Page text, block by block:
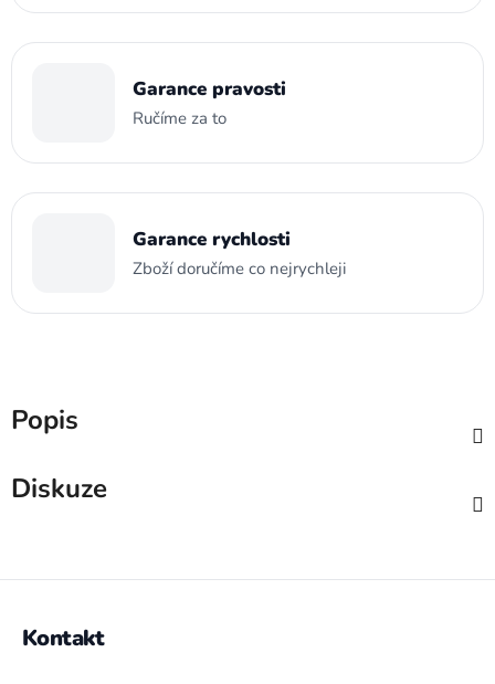
Garance pravosti
Ručíme za to
Garance rychlosti
Zboží doručíme co nejrychleji
Popis
Diskuze
Kontakt